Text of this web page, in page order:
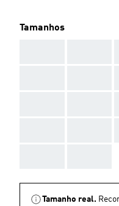
Tamanhos
Tamanho real.